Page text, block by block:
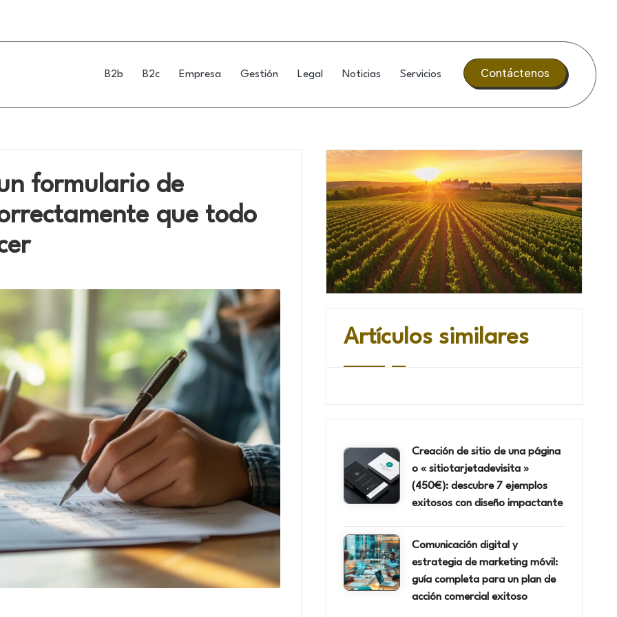
B2b B2c Empresa Gestión Legal Noticias Servicios Contáctenos
formulario de
que todo
Artículos similares
Creación de sitio de una página
o « sitiotarjetadevisita »
(450€): descubre 7 ejemplos
exitosos con diseño impactante
Comunicación digital y
estrategia de marketing móvil:
guía completa para un plan de
acción comercial exitoso